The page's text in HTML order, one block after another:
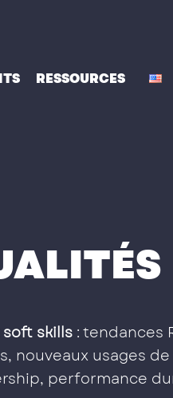
RESSOURCES
skills : tendances
usages de
performance